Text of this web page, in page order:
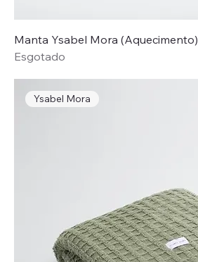
Manta Ysabel Mora (Aquecimento)
Esgotado
Ysabel Mora